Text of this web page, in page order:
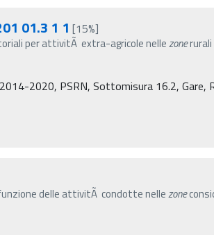
01.3 1 1 [15%]
per attivitÃ extra-agricole nellezonerurali
2020, PSRN, Sottomisura 16.2,
delle attivitÃ condotte nellezone